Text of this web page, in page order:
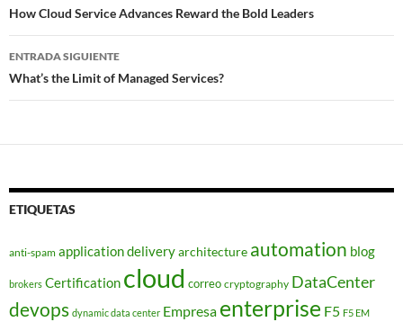
de
entradas
How Cloud Service Advances Reward the Bold Leaders
ENTRADA SIGUIENTE
What’s the Limit of Managed Services?
ETIQUETAS
anti-spam application deliveryarchitecture automation blog
brokers Certification cloud correo cryptography DataCenter
devops dynamic data center Empresa enterprise F5 F5 EM